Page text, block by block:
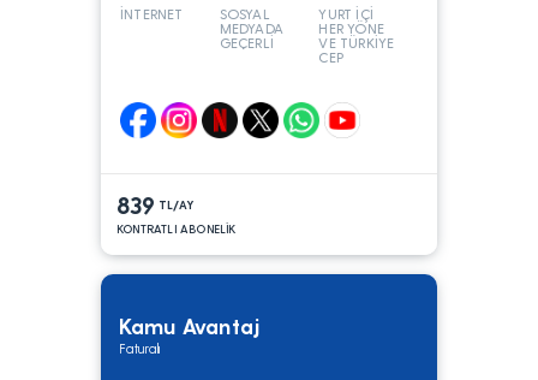
İNTERNET
SOSYAL
MEDYADA
GEÇERLİ
YURT İÇİ
HER YÖNE
VE TÜRKİYE
CEP
839 TL/AY
KONTRATLI ABONELİK
Kamu Avantaj
Faturalı